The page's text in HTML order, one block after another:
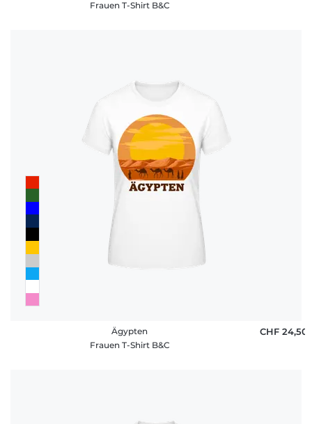
Frauen T-Shirt B&C
Ägypten
Frauen T-Shirt B&C
CHF 24,50